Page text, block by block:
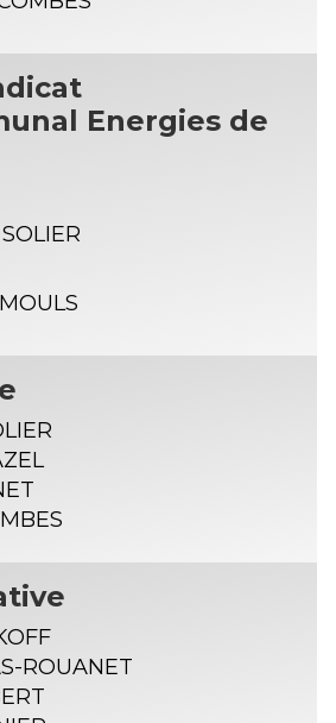
Energies de
ROUANET